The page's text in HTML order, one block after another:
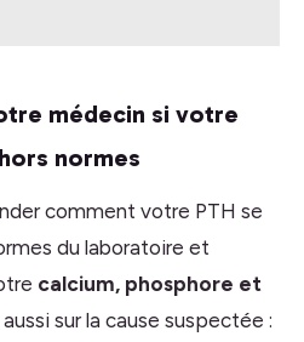
médecin si votre
normes
comment votre PTH se
du laboratoire et
calcium, phosphore et
sur la cause suspectée :